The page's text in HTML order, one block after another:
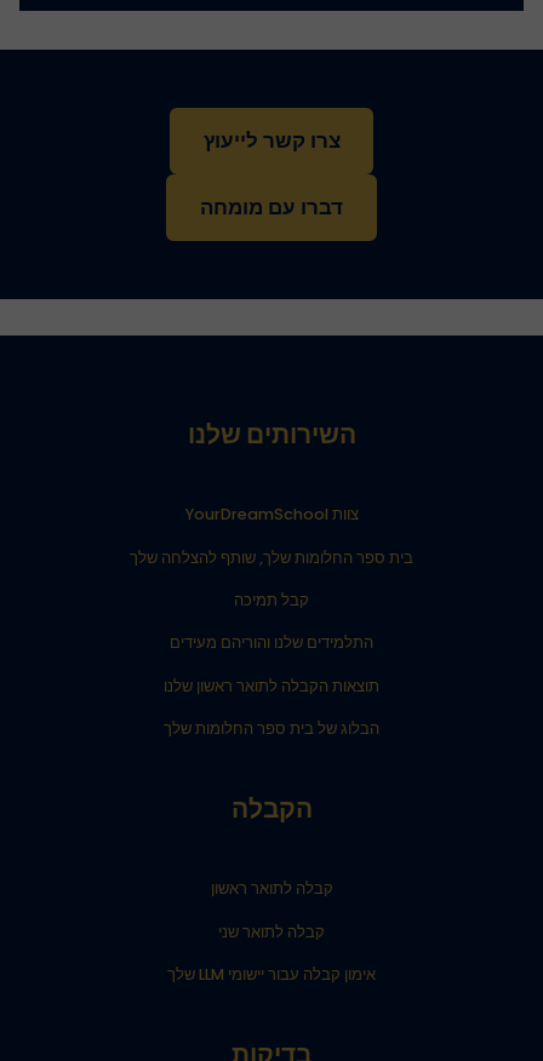
צרו קשר לייעוץ
דברו עם מומחה
השירותים שלנו
צוות YourDreamSchool
בית ספר החלומות שלך, שותף להצלחה שלך
קבל תמיכה
התלמידים שלנו והוריהם מעידים
תוצאות הקבלה לתואר ראשון שלנו
הבלוג של בית ספר החלומות שלך
הקבלה
קבלה לתואר ראשון
קבלה לתואר שני
אימון קבלה עבור יישומי LLM שלך